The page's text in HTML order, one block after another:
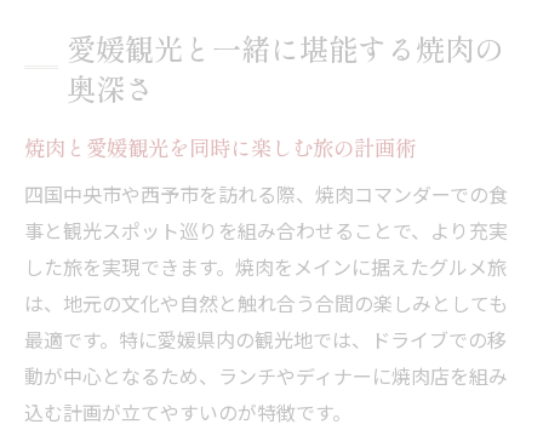
愛媛観光と一緒に堪能する焼肉の
奥深さ
焼肉と愛媛観光を同時に楽しむ旅の計画術
四国中央市や西予市を訪れる際、焼肉コマンダーでの食
事と観光スポット巡りを組み合わせることで、より充実
した旅を実現できます。焼肉をメインに据えたグルメ旅
は、地元の文化や自然と触れ合う合間の楽しみとしても
最適です。特に愛媛県内の観光地では、ドライブでの移
動が中心となるため、ランチやディナーに焼肉店を組み
込む計画が立てやすいのが特徴です。